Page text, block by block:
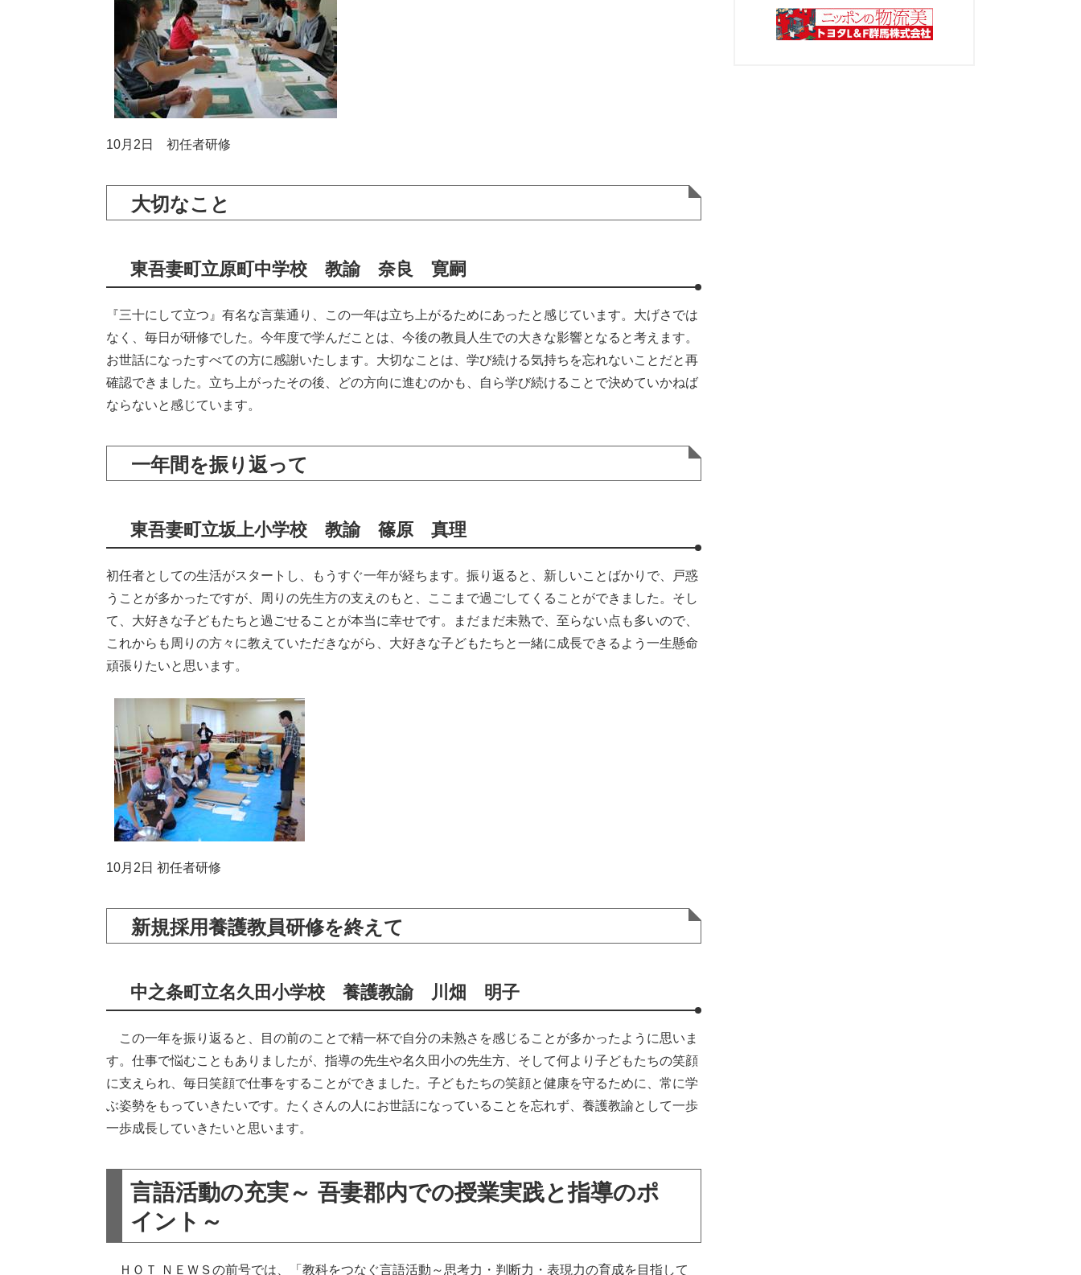
10月2日 初任者研修
大切なこと
東吾妻町立原町中学校 教諭 奈良 寛嗣
『三十にして立つ』有名な言葉通り、この一年は立ち上がるためにあったと感じています。大げさでは
なく、毎日が研修でした。今年度で学んだことは、今後の教員人生での大きな影響となると考えます。
お世話になったすべての方に感謝いたします。大切なことは、学び続ける気持ちを忘れないことだと再
確認できました。立ち上がったその後、どの方向に進むのかも、自ら学び続けることで決めていかねば
ならないと感じています。
一年間を振り返って
東吾妻町立坂上小学校 教諭 篠原 真理
初任者としての生活がスタートし、もうすぐ一年が経ちます。振り返ると、新しいことばかりで、戸惑
うことが多かったですが、周りの先生方の支えのもと、ここまで過ごしてくることができました。そし
て、大好きな子どもたちと過ごせることが本当に幸せです。まだまだ未熟で、至らない点も多いので、
これからも周りの方々に教えていただきながら、大好きな子どもたちと一緒に成長できるよう一生懸命
頑張りたいと思います。
10月2日 初任者研修
新規採用養護教員研修を終えて
中之条町立名久田小学校 養護教諭 川畑 明子
この一年を振り返ると、目の前のことで精一杯で自分の未熟さを感じることが多かったように思いま
す。仕事で悩むこともありましたが、指導の先生や名久田小の先生方、そして何より子どもたちの笑顔
に支えられ、毎日笑顔で仕事をすることができました。子どもたちの笑顔と健康を守るために、常に学
ぶ姿勢をもっていきたいです。たくさんの人にお世話になっていることを忘れず、養護教諭として一歩
一歩成長していきたいと思います。
言語活動の充実～ 吾妻郡内での授業実践と指導のポ
イント～
ＨＯＴ ＮＥＷＳの前号では、「教科をつなぐ言語活動～思考力・判断力・表現力の育成を目指して